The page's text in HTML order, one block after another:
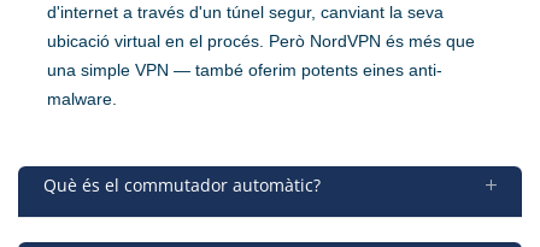
d'internet a través d'un túnel segur, canviant la seva
ubicació virtual en el procés. Però NordVPN és més que
una simple VPN — també oferim potents eines anti-
malware.
Què és el commutador automàtic?